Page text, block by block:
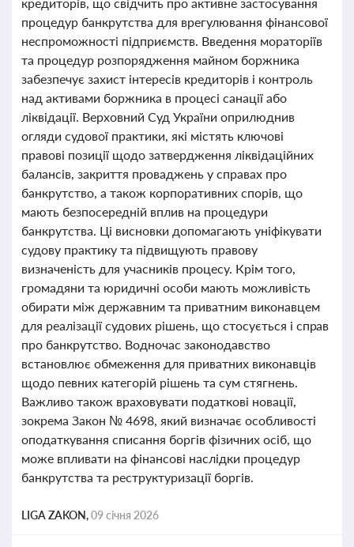
процедур банкрутства для врегулювання фінансової
неспроможності підприємств. Введення мораторіїв
та процедур розпорядження майном боржника
забезпечує захист інтересів кредиторів і контроль
над активами боржника в процесі санації або
ліквідації. Верховний Суд України оприлюднив
огляди судової практики, які містять ключові
правові позиції щодо затвердження ліквідаційних
балансів, закриття проваджень у справах про
банкрутство, а також корпоративних спорів, що
мають безпосередній вплив на процедури
банкрутства. Ці висновки допомагають уніфікувати
судову практику та підвищують правову
визначеність для учасників процесу. Крім того,
громадяни та юридичні особи мають можливість
обирати між державним та приватним виконавцем
для реалізації судових рішень, що стосується і справ
про банкрутство. Водночас законодавство
встановлює обмеження для приватних виконавців
щодо певних категорій рішень та сум стягнень.
Важливо також враховувати податкові новації,
зокрема Закон № 4698, який визначає особливості
оподаткування списання боргів фізичних осіб, що
може впливати на фінансові наслідки процедур
банкрутства та реструктуризації боргів.
LIGA ZAKON,09 січня 2026